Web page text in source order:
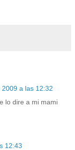
a las 12:32
lo dire a mi mami
12:43